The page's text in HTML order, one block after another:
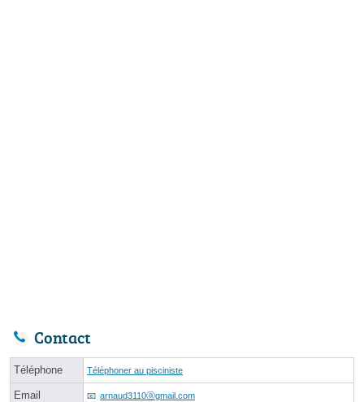
Contact
Téléphone Téléphoner au pisciniste
Email arnaud3110ⓐgmail.com